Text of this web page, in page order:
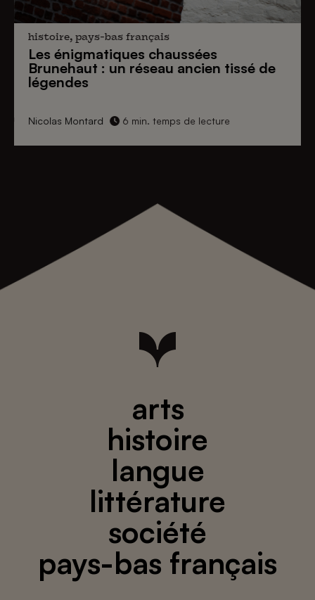
histoire, pays-bas français
Les énigmatiques chaussées
Brunehaut : un réseau ancien tissé de
légendes
Nicolas Montard 6 min. temps de lecture
arts
histoire
langue
littérature
société
pays-bas français